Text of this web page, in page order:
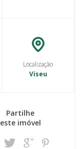
Localização
Viseu
Partilhe
este imóvel